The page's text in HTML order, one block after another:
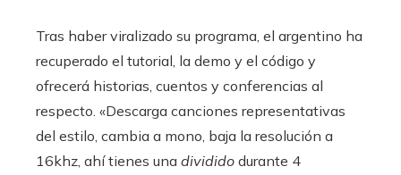
Tras haber viralizado su programa, el argentino ha
recuperado el tutorial, la demo y el código y
ofrecerá historias, cuentos y conferencias al
respecto. «Descarga canciones representativas
del estilo, cambia a mono, baja la resolución a
16khz, ahí tienes una dividido durante 4